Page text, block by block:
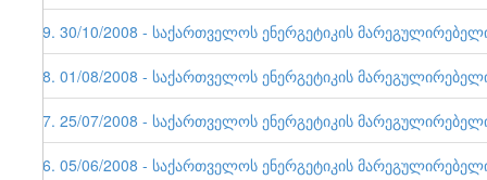
29. 30/10/2008 - საქართველოს ენერგეტიკის
28. 01/08/2008 - საქართველოს ენერგეტიკის
27. 25/07/2008 - საქართველოს ენერგეტიკის
26. 05/06/2008 - საქართველოს ენერგეტიკის